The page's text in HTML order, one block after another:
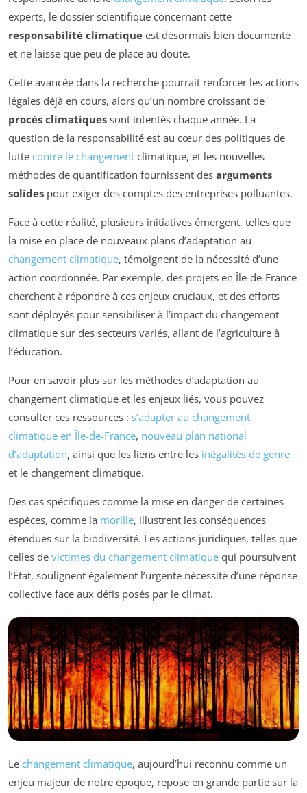
experts, le dossier scientifique concernant cette
responsabilité climatique est désormais bien documenté
et ne laisse que peu de place au doute.
Cette avancée dans la recherche pourrait renforcer les actions
légales déjà en cours, alors qu’un nombre croissant de
procès climatiques sont intentés chaque année. La
question de la responsabilité est au cœur des politiques de
lutte contre le changement climatique, et les nouvelles
méthodes de quantification fournissent des arguments
solides pour exiger des comptes des entreprises polluantes.
Face à cette réalité, plusieurs initiatives émergent, telles que
la mise en place de nouveaux plans d’adaptation au
changement climatique, témoignent de la nécessité d’une
action coordonnée. Par exemple, des projets en Île-de-France
cherchent à répondre à ces enjeux cruciaux, et des efforts
sont déployés pour sensibiliser à l’impact du changement
climatique sur des secteurs variés, allant de l’agriculture à
l’éducation.
Pour en savoir plus sur les méthodes d’adaptation au
changement climatique et les enjeux liés, vous pouvez
consulter ces ressources : s’adapter au changement
climatique en Île-de-France, nouveau plan national
d’adaptation, ainsi que les liens entre les inégalités de genre
et le changement climatique.
Des cas spécifiques comme la mise en danger de certaines
espèces, comme la morille, illustrent les conséquences
étendues sur la biodiversité. Les actions juridiques, telles que
celles de victimes du changement climatique qui poursuivent
l’État, soulignent également l’urgente nécessité d’une réponse
collective face aux défis posés par le climat.
Le changement climatique, aujourd’hui reconnu comme un
enjeu majeur de notre époque, repose en grande partie sur la